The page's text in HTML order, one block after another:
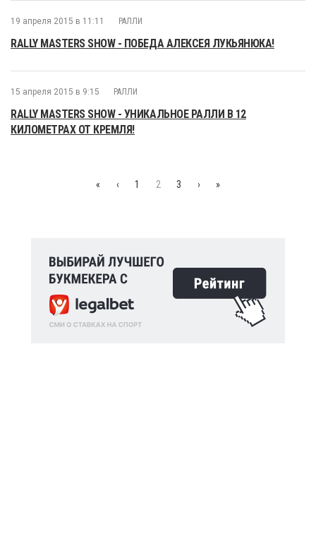
19 апреля 2015 в 11:11 РАЛЛИ
RALLY MASTERS SHOW - ПОБЕДА АЛЕКСЕЯ ЛУКЬЯНЮКА!
15 апреля 2015 в 9:15 РАЛЛИ
RALLY MASTERS SHOW - УНИКАЛЬНОЕ РАЛЛИ В 12
КИЛОМЕТРАХ ОТ КРЕМЛЯ!
« ‹ 1 2 3 › »